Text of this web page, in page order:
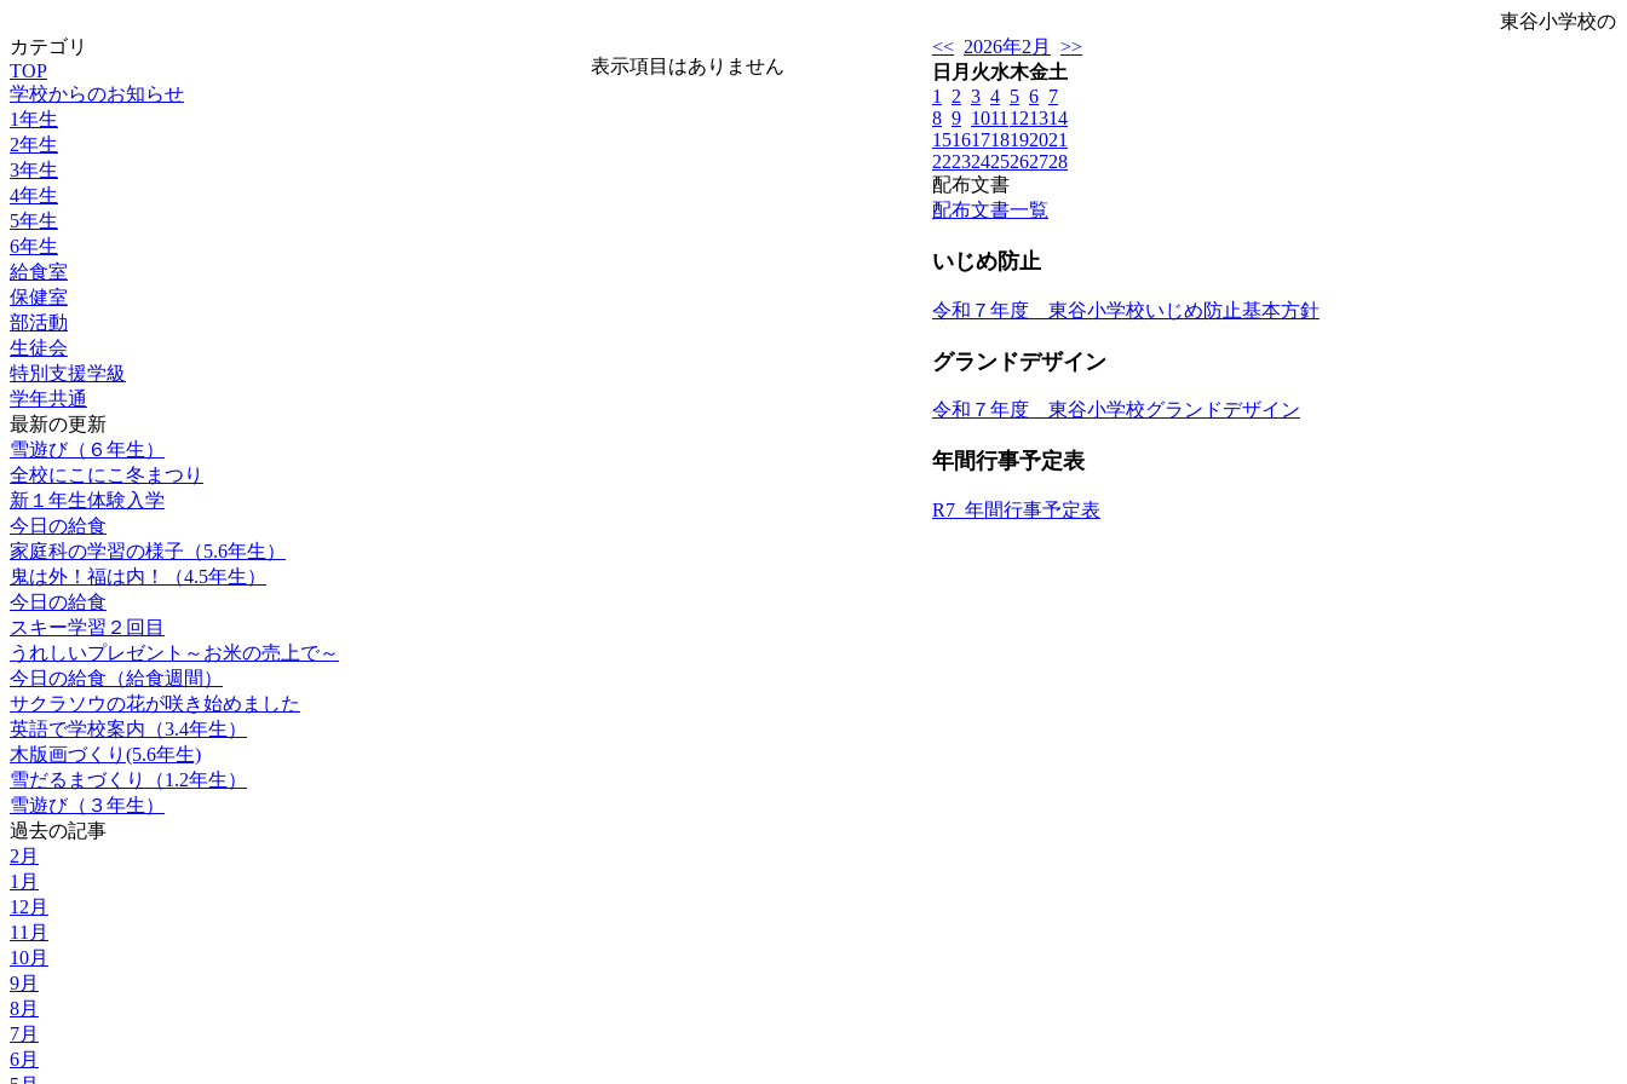
東谷小学校の
カテゴリ
TOP
学校からのお知らせ
1年生
2年生
3年生
4年生
5年生
6年生
給食室
保健室
部活動
生徒会
特別支援学級
学年共通
最新の更新
雪遊び（６年生）
全校にこにこ冬まつり
新１年生体験入学
今日の給食
家庭科の学習の様子（5.6年生）
鬼は外！福は内！（4.5年生）
今日の給食
スキー学習２回目
うれしいプレゼント～お米の売上で～
今日の給食（給食週間）
サクラソウの花が咲き始めました
英語で学校案内（3.4年生）
木版画づくり(5.6年生)
雪だるまづくり（1.2年生）
雪遊び（３年生）
過去の記事
2月
1月
12月
11月
10月
9月
8月
7月
6月
表示項目はありません
<< 2026年2月
>>
日 月 火水木金土
1
2 3 4 5 6 7
8 9 1011 121314
15161718192021
22232425262728
配布文書
配布文書一覧
いじめ防止
令和７年度 東谷小学校いじめ防止基本方針
グランドデザイン
令和７年度 東谷小学校グランドデザイン
年間行事予定表
R7_年間行事予定表